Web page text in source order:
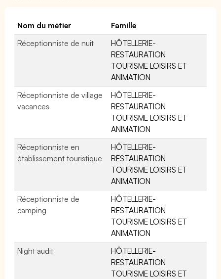
Nom du métier
Famille
Réceptionniste de nuit
HÔTELLERIE-
RESTAURATION
TOURISME LOISIRS ET
ANIMATION
Réceptionniste de village
vacances
HÔTELLERIE-
RESTAURATION
TOURISME LOISIRS ET
ANIMATION
Réceptionniste en
établissement touristique
HÔTELLERIE-
RESTAURATION
TOURISME LOISIRS ET
ANIMATION
Réceptionniste de
camping
HÔTELLERIE-
RESTAURATION
TOURISME LOISIRS ET
ANIMATION
Night audit
HÔTELLERIE-
RESTAURATION
TOURISME LOISIRS ET